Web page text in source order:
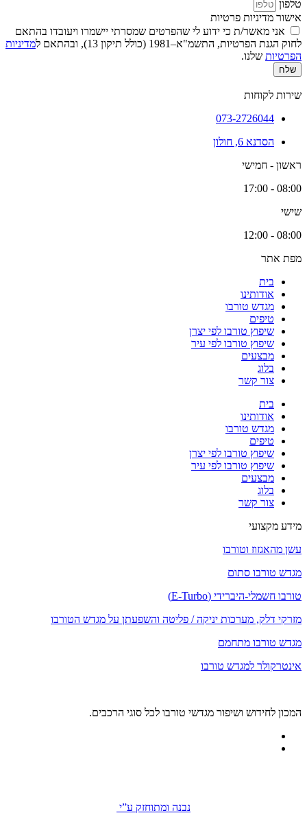
טלפון
אישור מדיניות פרטיות
אני מאשר/ת כי ידוע לי שהפרטים שמסרתי יישמרו ויעובדו בהתאם
לחוק הגנת הפרטיות, התשמ"א–1981 (כולל תיקון 13), ובהתאם ל
מדיניות
הפרטיות שלנו.
שלח
שירות לקוחות
073-2726044
הסדנא 6, חולון
ראשון - חמישי
08:00 - 17:00
שישי
08:00 - 12:00
מפת אתר
בית
אודותינו
מגדש טורבו
טיפים
שיפוץ טורבו לפי יצרן
שיפוץ טורבו לפי עיר
מבצעים
בלוג
צור קשר
בית
אודותינו
מגדש טורבו
טיפים
שיפוץ טורבו לפי יצרן
שיפוץ טורבו לפי עיר
מבצעים
בלוג
צור קשר
מידע מקצועי
עשן מהאגזוז וטורבו
מגדש טורבו סתום
טורבו חשמלי-היברידי (E-Turbo)
מזרקי דלק, מערכות יניקה / פליטה והשפעתן על מגדש הטורבו
מגדש טורבו מתחמם
אינטרקולר למגדש טורבו
המכון לחידוש ושיפור מגדשי טורבו לכל סוגי הרכבים.
נבנה ומתוחזק ע”י